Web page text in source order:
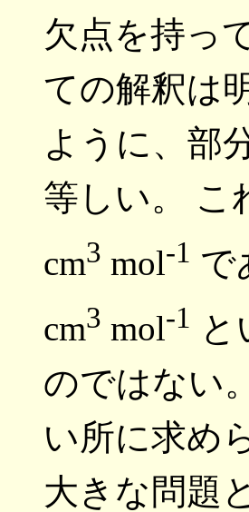
欠点を持っ
ての解釈は
ように、部
等しい。 こ
cm3 mol-1 で
cm3 mol-1 と
のではない
い所に求め
大きな問題